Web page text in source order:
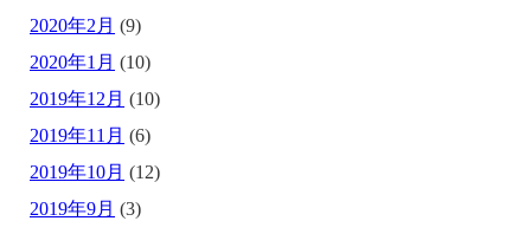
2020年2月 (9)
2020年1月 (10)
2019年12月 (10)
2019年11月 (6)
2019年10月 (12)
2019年9月 (3)